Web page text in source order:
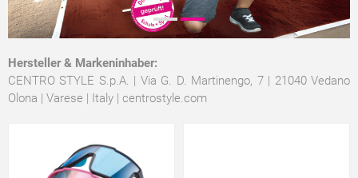
Hersteller & Markeninhaber:
CENTRO STYLE S.p.A. | Via G. D. Martinengo, 7 | 21040 Vedano
Olona | Varese | Italy | centrostyle.com